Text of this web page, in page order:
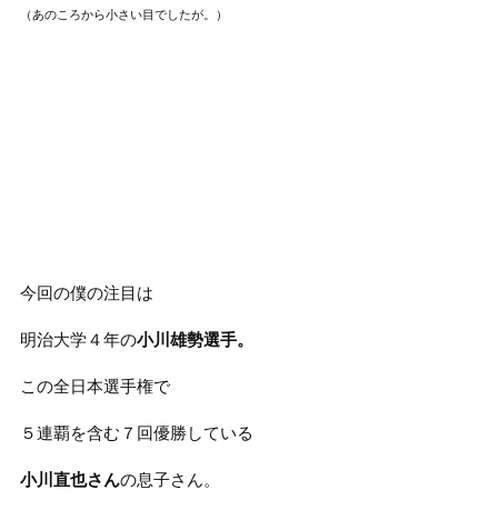
（あのころから小さい目でしたが。）
今回の僕の注目は
明治大学４年の小川雄勢選手。
この全日本選手権で
５連覇を含む７回優勝している
小川直也さんの息子さん。